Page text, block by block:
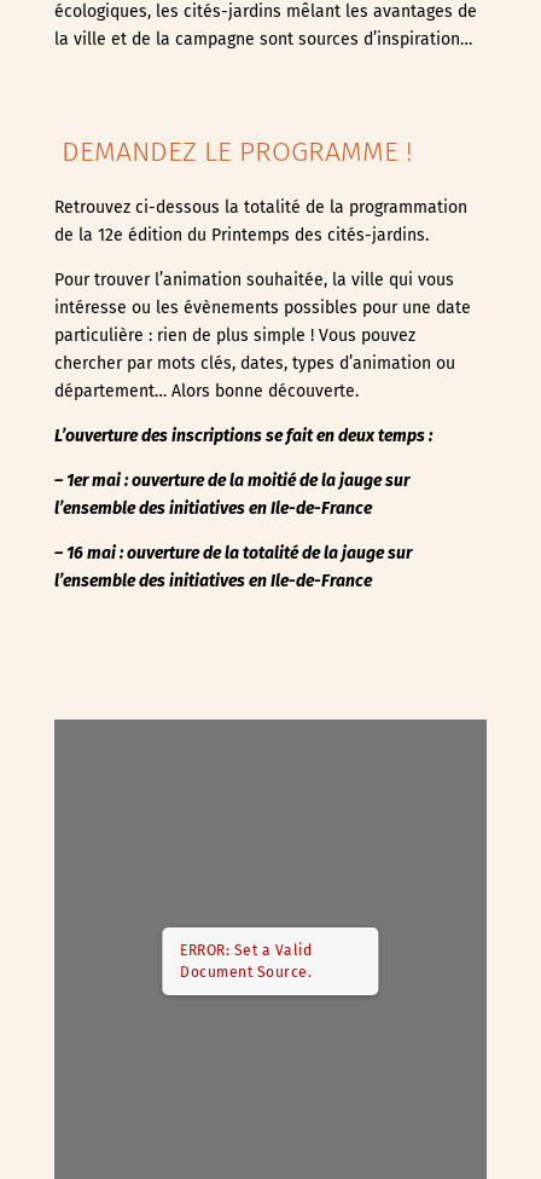
écologiques, les cités-jardins mêlant les avantages de
la ville et de la campagne sont sources d’inspiration…
DEMANDEZ LE PROGRAMME !
Retrouvez ci-dessous la totalité de la programmation
de la 12e édition du Printemps des cités-jardins.
Pour trouver l’animation souhaitée, la ville qui vous
intéresse ou les évènements possibles pour une date
particulière : rien de plus simple ! Vous pouvez
chercher par mots clés, dates, types d’animation ou
département… Alors bonne découverte.
L’ouverture des inscriptions se fait en deux temps :
– 1er mai : ouverture de la moitié de la jauge sur
l’ensemble des initiatives en Ile-de-France
– 16 mai : ouverture de la totalité de la jaugesur
l’ensemble des initiatives en Ile-de-France
ERROR: Set a Valid
Document Source.